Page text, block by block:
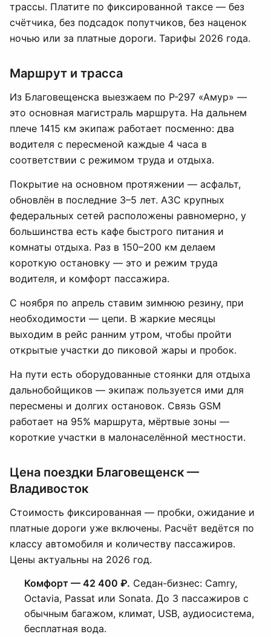
трассы. Платите по фиксированной таксе — без
счётчика, без подсадок попутчиков, без наценок
ночью или за платные дороги. Тарифы 2026 года.
Маршрут и трасса
Из Благовещенска выезжаем по Р-297 «Амур» —
это основная магистраль маршрута. На дальнем
плече 1415 км экипаж работает посменно: два
водителя с пересменой каждые 4 часа в
соответствии с режимом труда и отдыха.
Покрытие на основном протяжении — асфальт,
обновлён в последние 3–5 лет. АЗС крупных
федеральных сетей расположены равномерно, у
большинства есть кафе быстрого питания и
комнаты отдыха. Раз в 150–200 км делаем
короткую остановку — это и режим труда
водителя, и комфорт пассажира.
С ноября по апрель ставим зимнюю резину, при
необходимости — цепи. В жаркие месяцы
выходим в рейс ранним утром, чтобы пройти
открытые участки до пиковой жары и пробок.
На пути есть оборудованные стоянки для отдыха
дальнобойщиков — экипаж пользуется ими для
пересмены и долгих остановок. Связь GSM
работает на 95% маршрута, мёртвые зоны —
короткие участки в малонаселённой местности.
Цена поездки Благовещенск —
Владивосток
Стоимость фиксированная — пробки, ожидание и
платные дороги уже включены. Расчёт ведётся по
классу автомобиля и количеству пассажиров.
Цены актуальны на 2026 год.
Комфорт — 42 400 ₽. Седан-бизнес: Camry,
Octavia, Passat или Sonata. До 3 пассажиров с
обычным багажом, климат, USB, аудиосистема,
бесплатная вода.